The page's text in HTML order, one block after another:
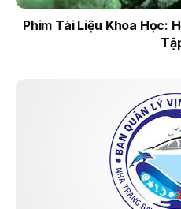
Phim Tài Liệu Khoa Học: